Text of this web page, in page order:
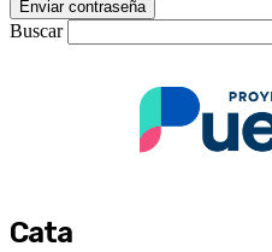
Buscar
Cata